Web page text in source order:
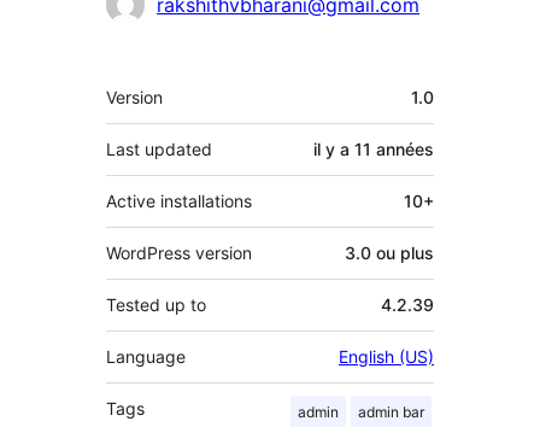
Méta
Version 1.0
Last updated il y a 11 années
Active installations 10+
WordPress version 3.0 ou plus
Tested up to 4.2.39
Language English (US)
Tags admin admin bar